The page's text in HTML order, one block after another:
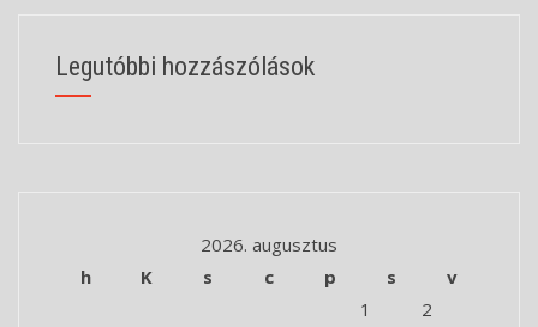
Legutóbbi hozzászólások
2026. augusztus
h
K s c p s
v
1
2